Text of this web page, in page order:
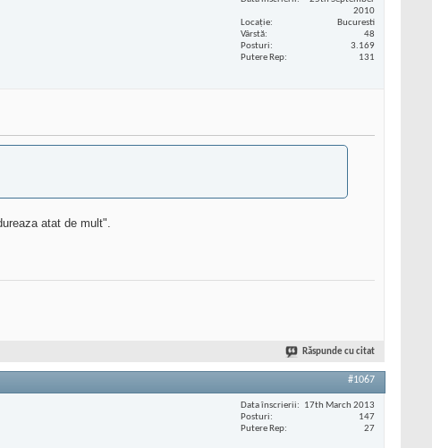
2010
Locaţie
Bucuresti
Vârstă
48
Posturi
3.169
Putere Rep
131
atat de mult".
Răspunde cu citat
#1067
Data înscrierii
17th March 2013
Posturi
147
Putere Rep
27